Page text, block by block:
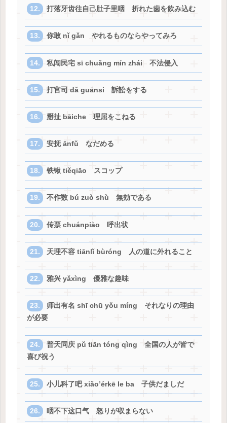
打落牙齿往自己肚子里咽 折れた歯を飲み込む
你敢 nǐ gǎn やれるものならやってみろ
私闯民宅 sī chuǎng mín zhái 不法侵入
打官司 dǎ guānsi 訴訟をする
掰扯 bāiche 理屈をこねる
安抚 ānfǔ なだめる
铁锹 tiěqiāo スコップ
不作数 bú zuò shù 無効である
传票 chuánpiào 呼出状
天理不容 tiānlǐ bùróng 人の道に外れること
雅兴 yǎxìng 優雅な趣味
师出有名 shī chū yǒu míng それなりの理由
が必要
普天同庆 pǔ tiān tóng qìng 全国の人が皆で
喜び祝う
小儿科了吧 xiǎo’érkē le ba 子供だましだ
咽不下这口气 怒りが収まらない